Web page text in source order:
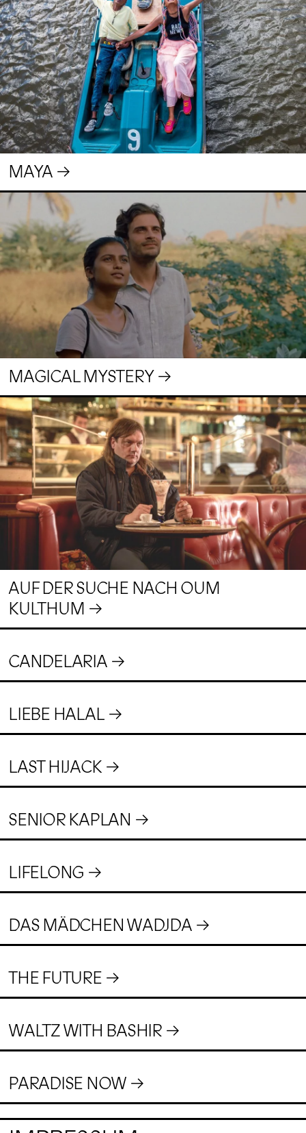
MAYA
MAGICAL MYSTERY
AUF DER SUCHE NACH OUM
KULTHUM
CANDELARIA
LIEBE HALAL
LAST HIJACK
SENIOR KAPLAN
LIFELONG
DAS MÄDCHEN WADJDA
THE FUTURE
WALTZ WITH BASHIR
PARADISE NOW